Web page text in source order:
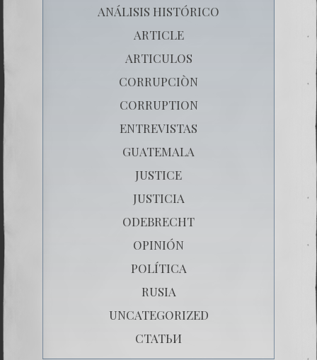
ANÁLISIS HISTÓRICO
ARTICLE
ARTICULOS
CORRUPCIÒN
CORRUPTION
ENTREVISTAS
GUATEMALA
JUSTICE
JUSTICIA
ODEBRECHT
OPINIÓN
POLÍTICA
RUSIA
UNCATEGORIZED
СТАТЬИ